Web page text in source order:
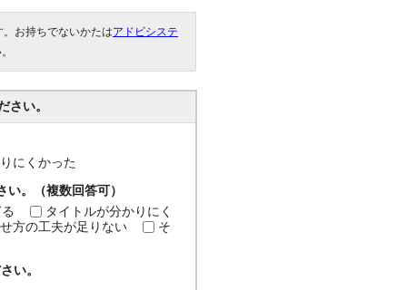
お持ちでないかたはアドビシステ
さい。
にくかった
。（複数回答可）
タイトルが分かりにく
方の工夫が足りない
そ
い。